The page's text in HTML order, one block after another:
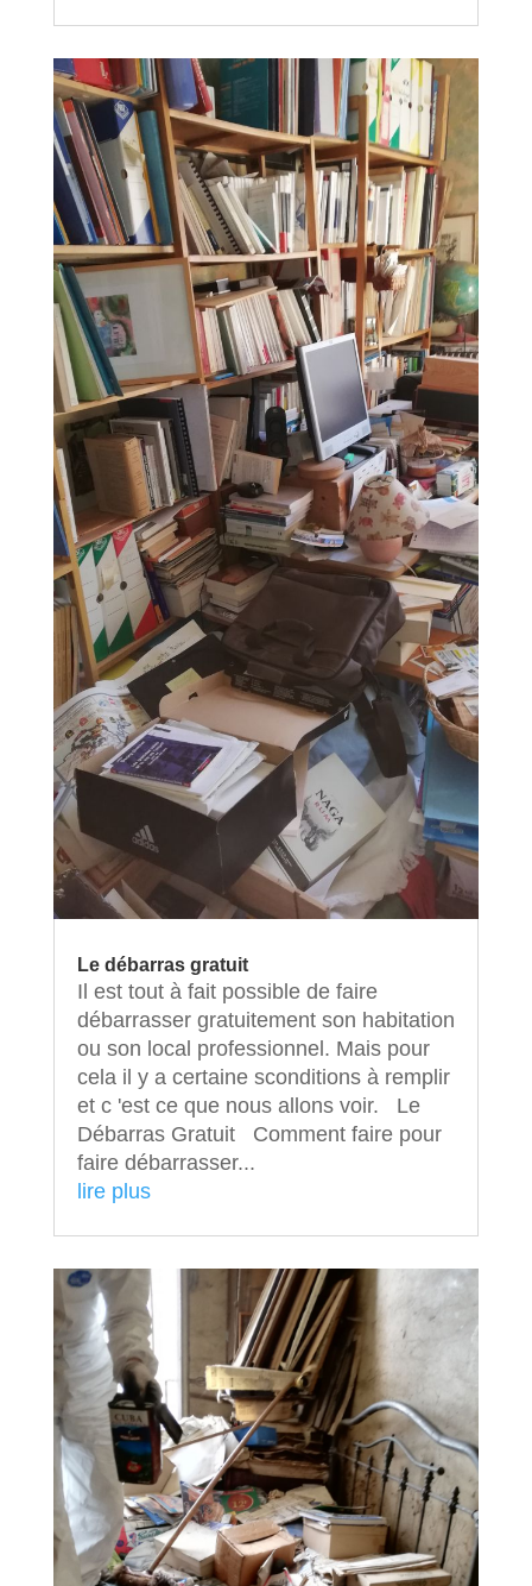
Le débarras gratuit
Il est tout à fait possible de faire
débarrasser gratuitement son habitation
ou son local professionnel. Mais pour
cela il y a certaine sconditions à remplir
et c 'est ce que nous allons voir. Le
Débarras Gratuit Comment faire pour
faire débarrasser...
lire plus